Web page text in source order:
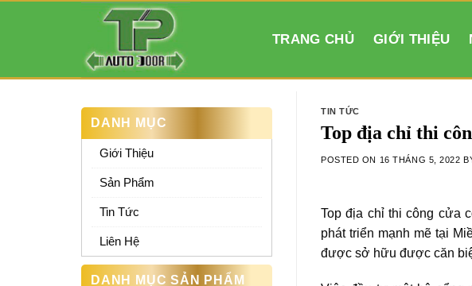
TRANG CHỦ GIỚI THIỆU
DANH MỤC
Giới Thiệu
Sản Phẩm
Tin Tức
Liên Hệ
DANH MỤC SẢN PHẨM
TIN TỨC
Top địa chỉ thi
POSTED ON 16 THÁNG 5, 2022
Top địa chỉ thi công cửa
phát triển mạnh mẽ tại
được sở hữu được căn